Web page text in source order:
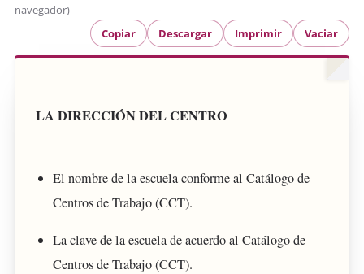
navegador)
Copiar
Descargar Imprimir Vaciar
LA DIRECCIÓN DEL CENTRO
El nombre de la escuela conforme al Catálogo de
Centros de Trabajo (CCT).
La clave de la escuela de acuerdo al Catálogo de
Centros de Trabajo (CCT).